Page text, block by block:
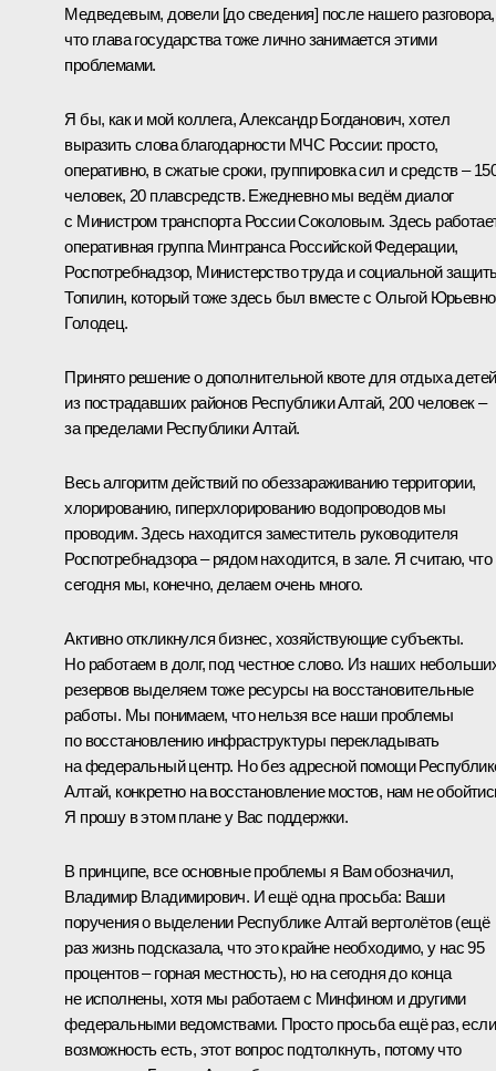
Медведевым, довели [до сведения] после нашего разговора,
что глава государства тоже лично занимается этими
проблемами.
Я бы, как и мой коллега, Александр Богданович, хотел
выразить слова благодарности МЧС России: просто,
оперативно, в сжатые сроки, группировка сил и средств –
человек, 20 плавсредств. Ежедневно мы ведём диалог
с Министром транспорта России Соколовым. Здесь
оперативная группа Минтранса Российской Федерации,
Роспотребнадзор, Министерство труда и социальной
Топилин, который тоже здесь был вместе с Ольгой
Голодец.
Принято решение о дополнительной квоте для отдыха детей
из пострадавших районов Республики Алтай, 200 человек –
за пределами Республики Алтай.
Весь алгоритм действий по обеззараживанию территории,
хлорированию, гиперхлорированию водопроводов мы
проводим. Здесь находится заместитель руководителя
Роспотребнадзора – рядом находится, в зале. Я считаю, что
сегодня мы, конечно, делаем очень много.
Активно откликнулся бизнес, хозяйствующие субъекты.
Но работаем в долг, под честное слово. Из наших
резервов выделяем тоже ресурсы на восстановительные
работы. Мы понимаем, что нельзя все наши проблемы
по восстановлению инфраструктуры перекладывать
на федеральный центр. Но без адресной помощи
Алтай, конкретно на восстановление мостов, нам не
Я прошу в этом плане у Вас поддержки.
В принципе, все основные проблемы я Вам обозначил,
Владимир Владимирович. И ещё одна просьба: Ваши
поручения о выделении Республике Алтай вертолётов (ещё
раз жизнь подсказала, что это крайне необходимо, у нас 95
процентов – горная местность), но на сегодня до конца
не исполнены, хотя мы работаем с Минфином и другими
федеральными ведомствами. Просто просьба ещё раз, если
возможность есть, этот вопрос подтолкнуть, потому что